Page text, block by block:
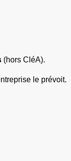
(hors CléA).
le prévoit.